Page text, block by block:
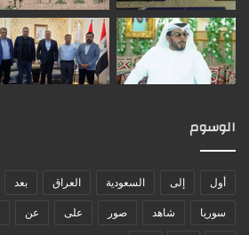
الوسوم
أول إلى السعودية العراق بعد
سوريا شاهد صور على عن